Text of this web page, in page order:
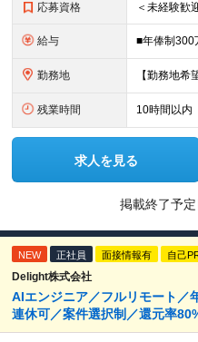
応募資格
給与
勤務地
残業時間 10時間以内
求人を見る
掲載終了予定
NEW 正社員 面接情報有 自己
Delight株式会社
AIエンジニア／フルリモート／
連休可／案件選択制／還元率